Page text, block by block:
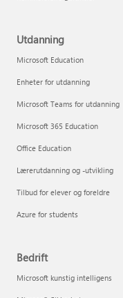
Utdanning
Microsoft Education
Enheter for utdanning
Microsoft Teams for utdanning
Microsoft 365 Education
Office Education
Lærerutdanning og -utvikling
Tilbud for elever og foreldre
Azure for students
Bedrift
Microsoft kunstig intelligens